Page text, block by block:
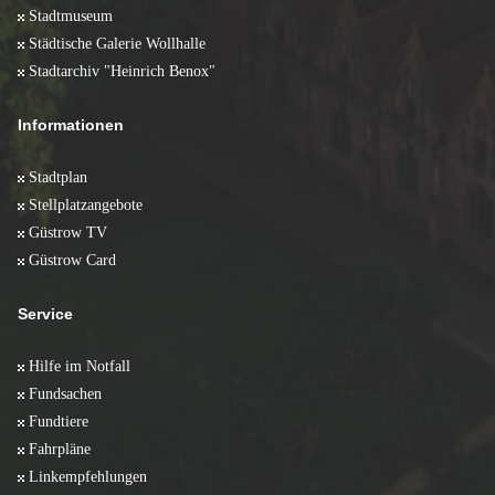
Stadtmuseum
Städtische Galerie Wollhalle
Stadtarchiv "Heinrich Benox"
Informationen
Stadtplan
Stellplatzangebote
Güstrow TV
Güstrow Card
Service
Hilfe im Notfall
Fundsachen
Fundtiere
Fahrpläne
Linkempfehlungen